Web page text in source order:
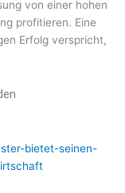
von einer hohen
profitieren. Eine
Erfolg verspricht,
bietet-seinen-